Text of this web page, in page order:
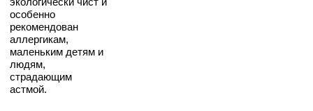
особенно
рекомендован
аллергикам,
маленьким детям и
людям,
страдающим
астмой.